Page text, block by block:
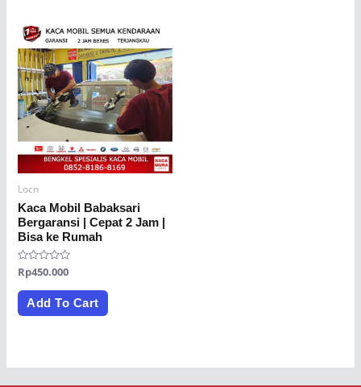
Locn
Kaca Mobil Babaksari
Bergaransi | Cepat 2 Jam |
Bisa ke Rumah
Rated
0
out
Rp450.000
Add To Cart